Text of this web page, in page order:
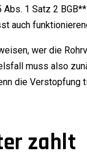
1 Satz 2
auch
wer die
muss also
die
zahlt